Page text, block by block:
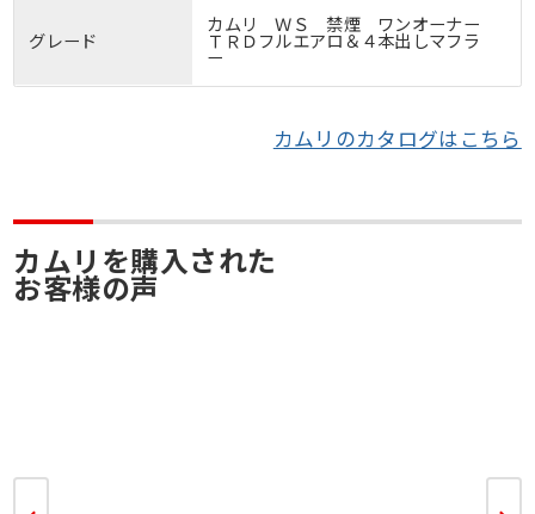
グレード
カムリ ＷＳ 禁煙 ワンオーナー
ＴＲＤフルエアロ＆４本出しマフラ
ー
カムリのカタログはこちら
カムリを購入された
お客様の声